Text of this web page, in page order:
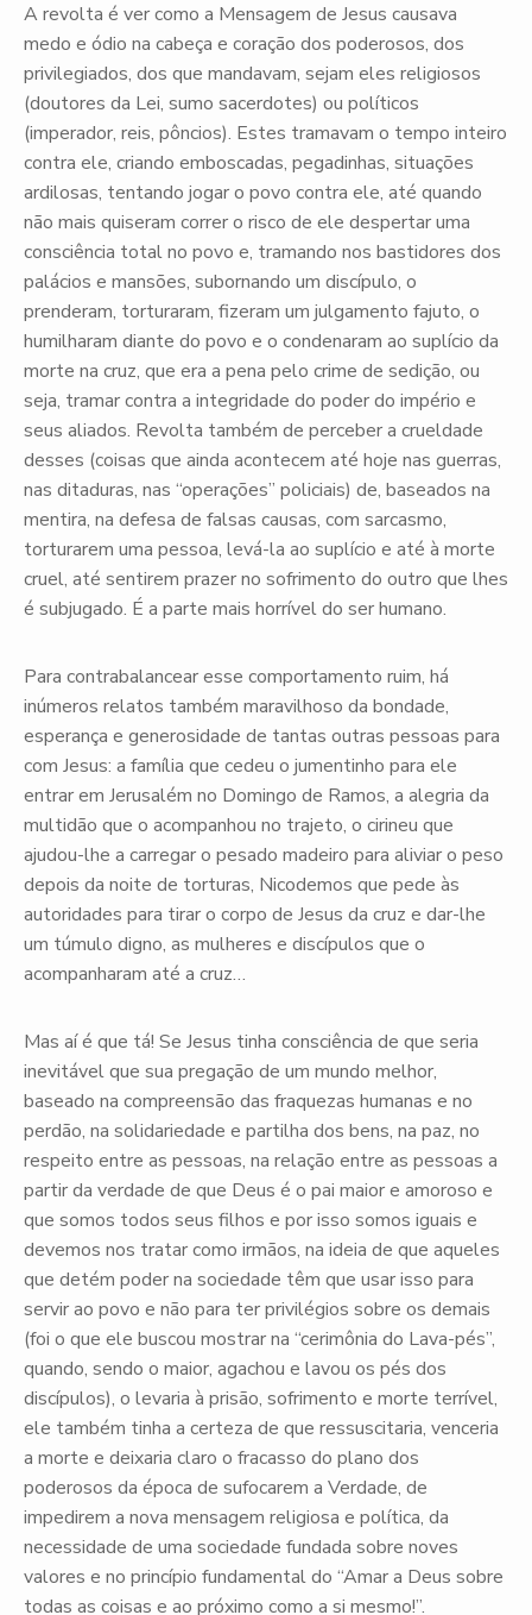
A revolta é ver como a Mensagem de Jesus causava
medo e ódio na cabeça e coração dos poderosos, dos
privilegiados, dos que mandavam, sejam eles religiosos
(doutores da Lei, sumo sacerdotes) ou políticos
(imperador, reis, pôncios). Estes tramavam o tempo inteiro
contra ele, criando emboscadas, pegadinhas, situações
ardilosas, tentando jogar o povo contra ele, até quando
não mais quiseram correr o risco de ele despertar uma
consciência total no povo e, tramando nos bastidores dos
palácios e mansões, subornando um discípulo, o
prenderam, torturaram, fizeram um julgamento fajuto, o
humilharam diante do povo e o condenaram ao suplício da
morte na cruz, que era a pena pelo crime de sedição, ou
seja, tramar contra a integridade do poder do império e
seus aliados. Revolta também de perceber a crueldade
desses (coisas que ainda acontecem até hoje nas guerras,
nas ditaduras, nas “operações” policiais) de, baseados na
mentira, na defesa de falsas causas, com sarcasmo,
torturarem uma pessoa, levá-la ao suplício e até à morte
cruel, até sentirem prazer no sofrimento do outro que lhes
é subjugado. É a parte mais horrível do ser humano.
Para contrabalancear esse comportamento ruim, há
inúmeros relatos também maravilhoso da bondade,
esperança e generosidade de tantas outras pessoas para
com Jesus: a família que cedeu o jumentinho para ele
entrar em Jerusalém no Domingo de Ramos, a alegria da
multidão que o acompanhou no trajeto, o cirineu que
ajudou-lhe a carregar o pesado madeiro para aliviar o peso
depois da noite de torturas, Nicodemos que pede às
autoridades para tirar o corpo de Jesus da cruz e dar-lhe
um túmulo digno, as mulheres e discípulos que o
acompanharam até a cruz…
Mas aí é que tá! Se Jesus tinha consciência de que seria
inevitável que sua pregação de um mundo melhor,
baseado na compreensão das fraquezas humanas e no
perdão, na solidariedade e partilha dos bens, na paz, no
respeito entre as pessoas, na relação entre as pessoas a
partir da verdade de que Deus é o pai maior e amoroso e
que somos todos seus filhos e por isso somos iguais e
devemos nos tratar como irmãos, na ideia de que aqueles
que detém poder na sociedade têm que usar isso para
servir ao povo e não para ter privilégios sobre os demais
(foi o que ele buscou mostrar na “cerimônia do Lava-pés”,
quando, sendo o maior, agachou e lavou os pés dos
discípulos), o levaria à prisão, sofrimento e morte terrível,
ele também tinha a certeza de que ressuscitaria, venceria
a morte e deixaria claro o fracasso do plano dos
poderosos da época de sufocarem a Verdade, de
impedirem a nova mensagem religiosa e política, da
necessidade de uma sociedade fundada sobre noves
valores e no princípio fundamental do “Amar a Deus sobre
todas as coisas e ao próximo como a si mesmo!”.